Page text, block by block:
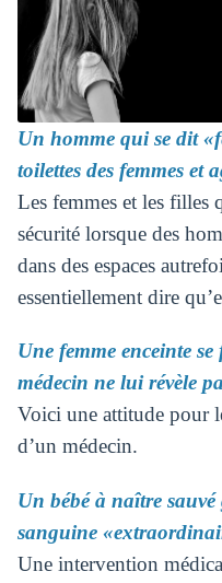
Un homme qui se dit
toilettes des femmes et
Les femmes et les filles
sécurité lorsque des
dans des espaces
essentiellement dire
Une femme enceinte
médecin ne lui révèle
Voici une attitude pour
d’un médecin.
Un bébé à naître
sanguine
Une intervention